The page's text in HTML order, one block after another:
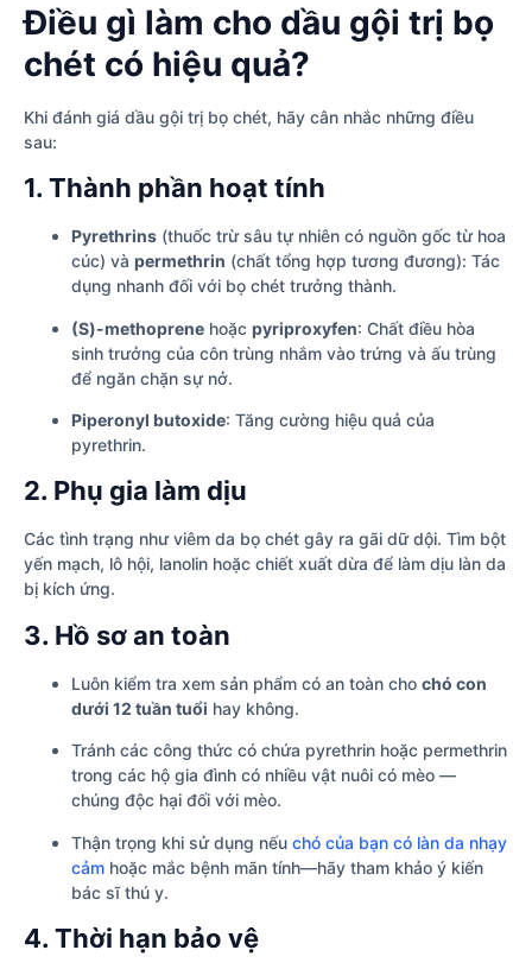
Điều gì làm cho dầu gội trị bọ
chét có hiệu quả?
Khi đánh giá dầu gội trị bọ chét, hãy cân nhắc những điều
sau:
1. Thành phần hoạt tính
Pyrethrins (thuốc trừ sâu tự nhiên có nguồn gốc từ hoa
cúc) và permethrin (chất tổng hợp tương đương): Tác
dụng nhanh đối với bọ chét trưởng thành.
(S)-methoprene hoặc pyriproxyfen: Chất điều hòa
sinh trưởng của côn trùng nhắm vào trứng và ấu trùng
để ngăn chặn sự nở.
Piperonyl butoxide: Tăng cường hiệu quả của
pyrethrin.
2. Phụ gia làm dịu
Các tình trạng như viêm da bọ chét gây ra gãi dữ dội. Tìm bột
yến mạch, lô hội, lanolin hoặc chiết xuất dừa để làm dịu làn da
bị kích ứng.
3. Hồ sơ an toàn
Luôn kiểm tra xem sản phẩm có an toàn cho chó con
dưới 12 tuần tuổi hay không.
Tránh các công thức có chứa pyrethrin hoặc permethrin
trong các hộ gia đình có nhiều vật nuôi có mèo —
chúng độc hại đối với mèo.
Thận trọng khi sử dụng nếu chó của bạn có làn da nhạy
cảm hoặc mắc bệnh mãn tính—hãy tham khảo ý kiến
bác sĩ thú y.
4. Thời hạn bảo vệ